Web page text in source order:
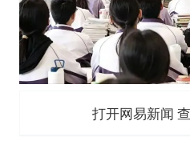
黄金
打开网易新闻